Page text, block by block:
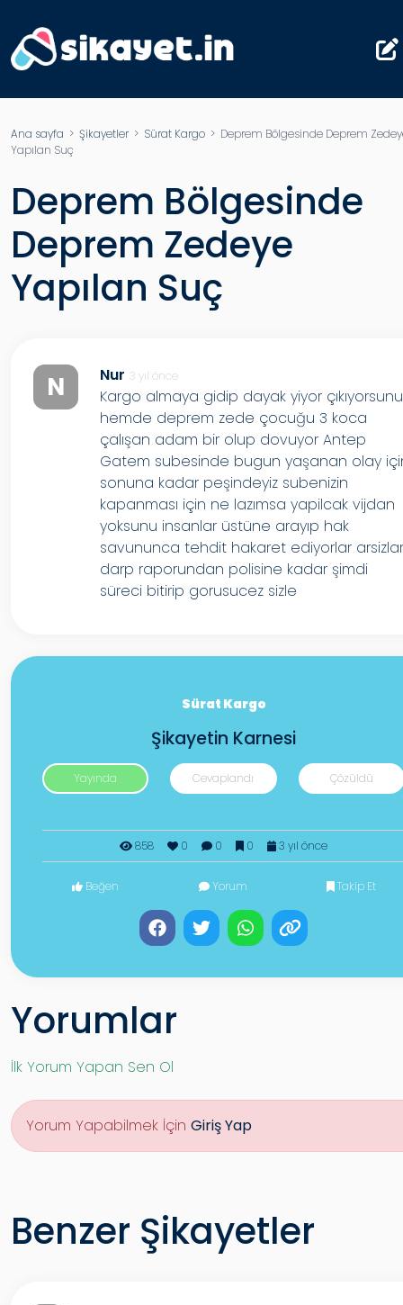
Ana sayfa > Şikayetler> Sürat Kargo > Deprem Bölgesinde Deprem
Yapılan Suç
Deprem Bölgesinde
Deprem Zedeye
Yapılan Suç
N Nur 3 yıl önce
Kargo almaya gidip dayak yiyor
hemde deprem zede çocuğu 3 koca
çalışan adam bir olup dovuyor Antep
Gatem subesinde bugun yaşanan olay
sonuna kadar peşindeyiz subenizin
kapanması için ne lazımsa yapilcak vijdan
yoksunu insanlar üstüne arayıp hak
savununca tehdit hakaret ediyorlar
darp raporundan polisine kadar şimdi
süreci bitirip gorusucez sizle
Sürat Kargo
Şikayetin Karnesi
Yayında Cevaplandı Çözüldü
858 0 0 0 3 yıl önce
Beğen Yorum Takip Et
Yorumlar
İlk Yorum Yapan Sen Ol
Yorum Yapabilmek İçin Giriş Yap
Benzer Şikayetler